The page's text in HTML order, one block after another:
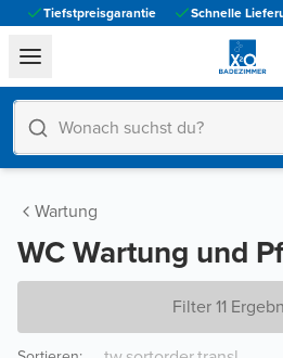
Tiefstpreisgarantie Schnelle
Wartung
WC Wartung und
Filter 11